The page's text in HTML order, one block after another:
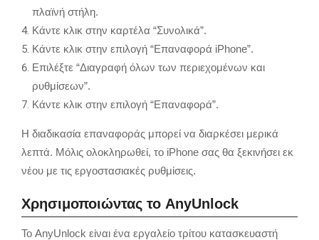
πλαϊνή στήλη.
Κάντε κλικ στην καρτέλα “Συνολικά”.
Κάντε κλικ στην επιλογή “Επαναφορά iPhone”.
Επιλέξτε “Διαγραφή όλων των περιεχομένων και
ρυθμίσεων”.
Κάντε κλικ στην επιλογή “Επαναφορά”.
Η διαδικασία επαναφοράς μπορεί να διαρκέσει μερικά
λεπτά. Μόλις ολοκληρωθεί, το iPhone σας θα ξεκινήσει εκ
νέου με τις εργοστασιακές ρυθμίσεις.
Χρησιμοποιώντας το AnyUnlock
Το AnyUnlock είναι ένα εργαλείο τρίτου κατασκευαστή